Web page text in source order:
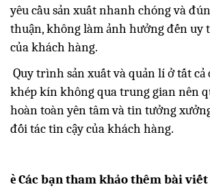
yêu cầu sản xuất nhanh chóng và
thuận, không làm ảnh hưởng đến uy
của khách hàng.
Quy trình sản xuất và quản lí ở tất cả
khép kín không qua trung gian nên
hoàn toàn yên tâm và tin tưởng
đối tác tin cậy của khách hàng.
èCác bạn tham khảo thêm bài